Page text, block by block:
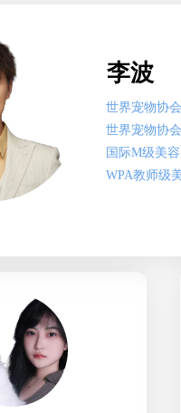
李波
世界宠物协
世界宠物协
国际M级美
WPA教师级